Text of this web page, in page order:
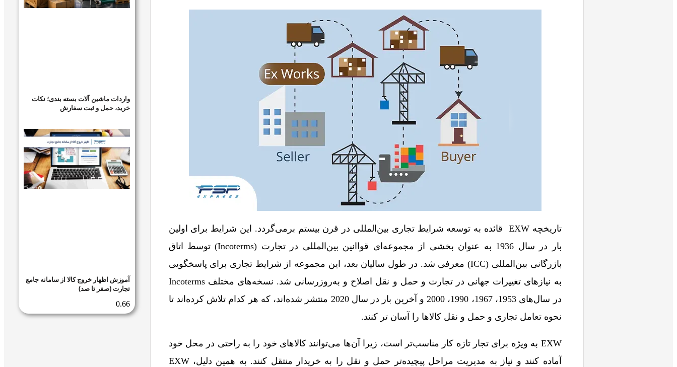
تاریخچه EXW قائده به توسعه شرایط تجاری بین‌المللی در قرن بیستم برمی‌گردد. این شرایط برای اولین
بار در سال 1936 به عنوان بخشی از مجموعه‌ای قواانین بین‌المللی در تجارت (Incoterms) توسط اتاق
بازرگانی بین‌المللی (ICC) معرفی شد. در طول سالیان بعد، این مجموعه از شرایط تجاری برای پاسخگویی
به نیازهای تغییرات جهانی در تجارت و حمل و نقل اصلاح و به‌روزرسانی شد. نسخه‌های مختلف Incoterms
در سال‌های 1953، 1967، 1990، 2000 و آخرین بار در سال 2020 منتشر شده‌اند، که هر کدام تلاش کرده‌اند تا
نحوه تعامل تجاری و حمل و نقل کالاها را آسان تر کنند.
EXW به ویژه برای تجار تازه کار مناسب‌تر است، زیرا آن‌ها می‌توانند کالاهای خود را به راحتی در محل خود
آماده کنند و نیاز به مدیریت مراحل پیچیده‌تر حمل و نقل را به خریدار منتقل کنند. به همین دلیل، EXW
واردات ماشین آلات بسته بندی؛ نکات
خرید، حمل و ثبت سفارش
آموزش اظهار خروج کالا از سامانه جامع
تجارت (صفر تا صد)